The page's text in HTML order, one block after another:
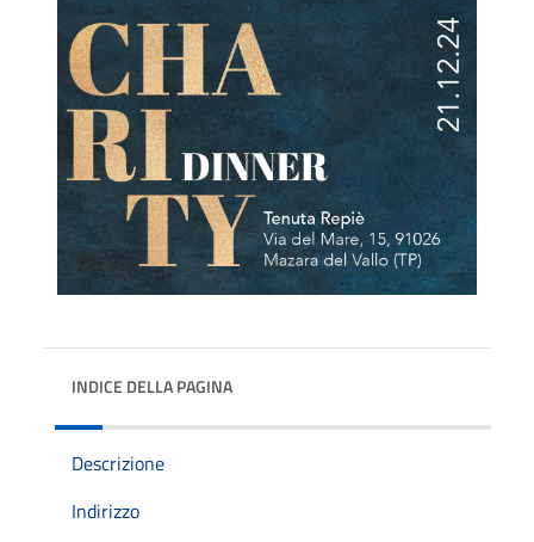
INDICE DELLA PAGINA
Descrizione
Indirizzo